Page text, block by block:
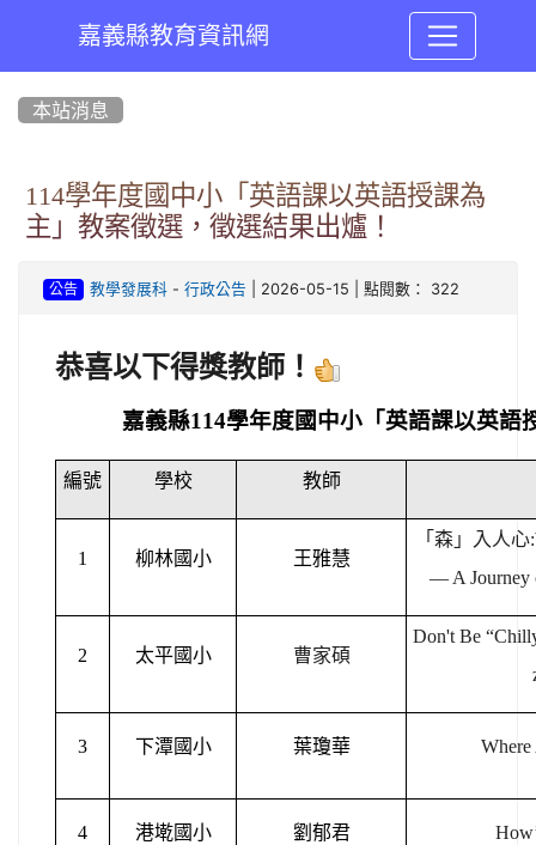
嘉義縣教育資訊網
本站消息
114學年度國中小「英語課以英語授課為
主」教案徵選，徵選結果出爐！
公告 教學發展科- 行政公告 | 2026-05-15 | 點閱數： 322
恭喜以下得獎教師！
嘉義縣114學年度國中小「英語課以英語
編號 學校 教師
1 柳林國小 王雅慧
「森」入人心
— A Journey
2 太平國小 曹家碩
Don't Be
3 下潭國小 葉瓊華 Where
4 港墘國小 劉郁君